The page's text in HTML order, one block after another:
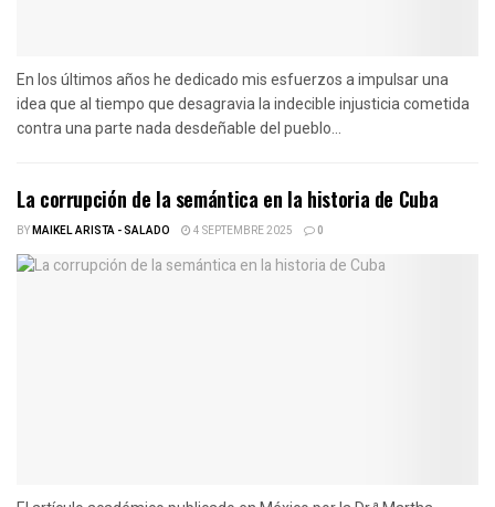
En los últimos años he dedicado mis esfuerzos a impulsar una
idea que al tiempo que desagravia la indecible injusticia cometida
contra una parte nada desdeñable del pueblo...
La corrupción de la semántica en la historia de Cuba
BYMAIKEL ARISTA - SALADO 4 SEPTEMBRE 2025 0